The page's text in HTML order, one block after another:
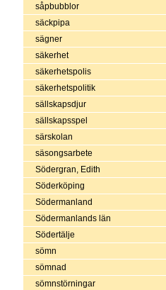
såpbubblor
säckpipa
sägner
säkerhet
säkerhetspolis
säkerhetspolitik
sällskapsdjur
sällskapsspel
särskolan
säsongsarbete
Södergran, Edith
Söderköping
Södermanland
Södermanlands län
Södertälje
sömn
sömnad
sömnstörningar